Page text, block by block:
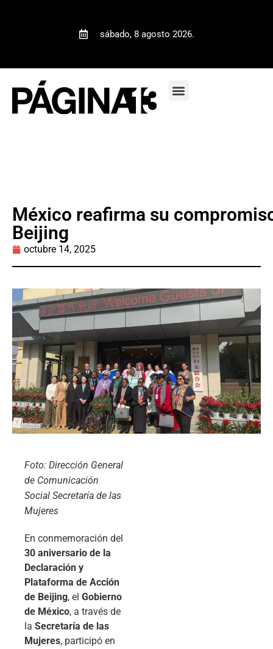
sábado, 8 agosto 2026.
México reafirma su
Beijing
octubre 14, 2025
Foto: Dirección General
de Comunicación
Social Secretaría de las
Mujeres
En conmemoración del
30 aniversario de la
Declaración y
Plataforma de Acción
de Beijing, el Gobierno
de México, a través de
la Secretaría de las
Mujeres, participó en